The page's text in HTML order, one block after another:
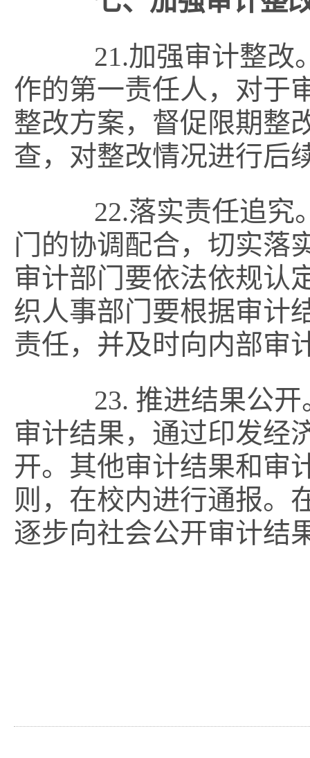
21.加强审计整改。
作的第一责任人，对于
整改方案，督促限期整
查，对整改情况进行后
22.落实责任追究。
门的协调配合，切实落
审计部门要依法依规认
织人事部门要根据审计
责任，并及时向内部审
23. 推进结果公开
审计结果，通过印发经
开。其他审计结果和审
则，在校内进行通报。
逐步向社会公开审计结